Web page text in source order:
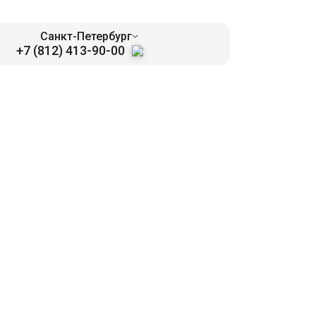
Санкт-Петербург
+7 (812) 413-90-00